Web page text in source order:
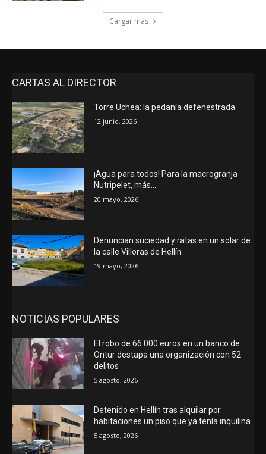
Cargar más
CARTAS AL DIRECTOR
Torre Uchea: la pedanía defenestrada
12 junio, 2026
¡Agua para todos! Para la macrogranja
Nutripelet, más…
20 mayo, 2026
Denuncian suciedad y ratas en un solar de
la calle Villoras de Hellín
19 mayo, 2026
NOTICIAS POPULARES
El robo de 66.000 euros en un banco de
Ontur destapa una organización con 52
delitos
5 agosto, 2026
Detenido en Hellín tras alquilar por
habitaciones un piso que ya tenía inquilina
5 agosto, 2026